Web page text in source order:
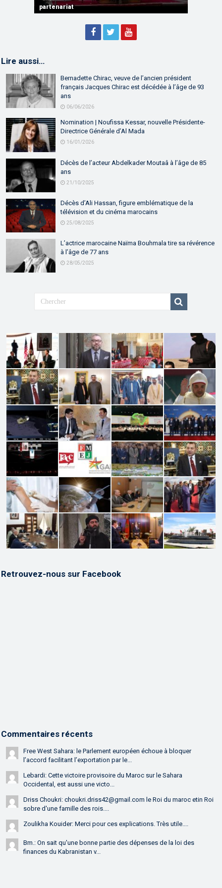
partenariat
Sébastien Lecornu premier ministre français
Discours de M. Aziz Akhannouch
Lire aussi…
Bernadette Chirac, veuve de l’ancien président
français Jacques Chirac est décédée à l’âge de 93
ans
06/06/2026
Nomination | Noufissa Kessar, nouvelle Présidente-
Directrice Générale d’Al Mada
16/01/2026
Décès de l’acteur Abdelkader Moutaâ à l’âge de 85
ans
21/10/2025
Décès d’Ali Hassan, figure emblématique de la
télévision et du cinéma marocains
25/08/2025
L’actrice marocaine Naïma Bouhmala tire sa révérence
à l’âge de 77 ans
28/05/2025
Retrouvez-nous sur Facebook
Commentaires récents
Free West Sahara: le Parlement européen échoue à bloquer
l’accord facilitant l’exportation par le...
Lebardi: Cette victoire provisoire du Maroc sur le Sahara
Occidental, est aussi une victo...
Driss Choukri: choukri.driss42@gmail.com le Roi du maroc etin Roi
sobre d'une famille des rois....
Zoulikha Kouider: Merci pour ces explications. Très utile....
Bm.: On sait qu'une bonne partie des dépenses de la loi des
finances du Kabranistan v...